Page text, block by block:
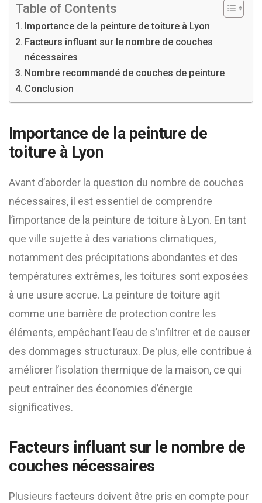
Table of Contents
Importance de la peinture de toiture à Lyon
Facteurs influant sur le nombre de couches
nécessaires
Nombre recommandé de couches de peinture
Conclusion
Importance de la peinture de
toiture à Lyon
Avant d’aborder la question du nombre de couches
nécessaires, il est essentiel de comprendre
l’importance de la peinture de toiture à Lyon. En tant
que ville sujette à des variations climatiques,
notamment des précipitations abondantes et des
températures extrêmes, les toitures sont exposées
à une usure accrue. La peinture de toiture agit
comme une barrière de protection contre les
éléments, empêchant l’eau de s’infiltrer et de causer
des dommages structuraux. De plus, elle contribue à
améliorer l’isolation thermique de la maison, ce qui
peut entraîner des économies d’énergie
significatives.
Facteurs influant sur le nombre de
couches nécessaires
Plusieurs facteurs doivent être pris en compte pour